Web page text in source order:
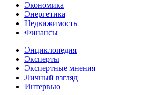
Экономика
Энергетика
Недвижимость
Финансы
Энциклопедия
Эксперты
Экспертные мнения
Личный взгляд
Интервью